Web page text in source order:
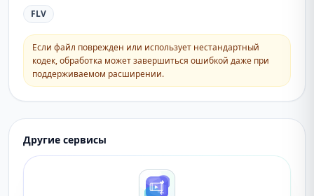
FLV
Если файл поврежден или использует нестандартный
кодек, обработка может завершиться ошибкой даже при
поддерживаемом расширении.
Другие сервисы